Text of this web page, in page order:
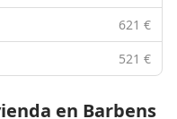
621 €
521 €
en Barbens